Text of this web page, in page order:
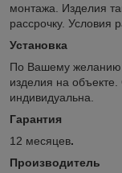
монтажа. Изделия
рассрочку. Условия
Установка
По Вашему желанию
изделия на объекте.
индивидуальна.
Гарантия
12 месяцев.
Производитель